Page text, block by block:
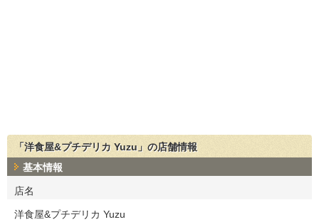
「洋食屋&プチデリカ Yuzu」の店舗情報
基本情報
店名
洋食屋&プチデリカ Yuzu